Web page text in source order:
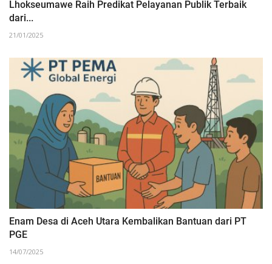
Lhokseumawe Raih Predikat Pelayanan Publik Terbaik
dari...
21/01/2025
Enam Desa di Aceh Utara Kembalikan Bantuan dari PT
PGE
14/07/2025